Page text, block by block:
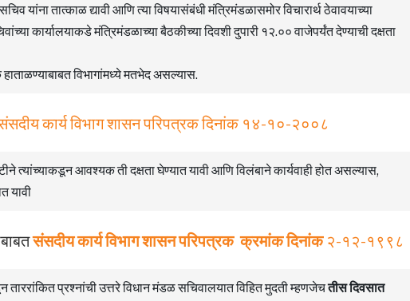
यांना तात्काळ द्यावी आणि त्या विषयासंबंधी मंत्रिमंडळासमोर विचारार्थ ठेवावयाच्या
कार्यालयाकडे मंत्रिमंडळाच्या बैठकीच्या दिवशी दुपारी १२.०० वाजेपर्यंत देण्याची दक्षता
विभागांमध्ये मतभेद असल्यास.
कार्य विभाग शासन परिपत्रक दिनांक १४-१०-२००८
त्यांच्याकडून आवश्यक ती दक्षता घेण्यात यावी आणि विलंबाने कार्यवाही होत असल्यास,
यावी
संसदीय कार्य विभाग शासन परिपत्रक क्रमांकदिनांक२-१२-१९९८
ताररांकित प्रश्नांची उत्तरे विधान मंडळ सचिवालयात विहित मुदती म्हणजेचतीस दिवसात